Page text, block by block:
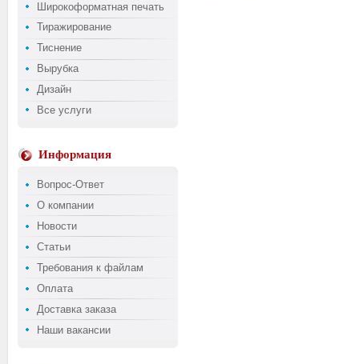
Широкоформатная печать
Тиражирование
Тиснение
Вырубка
Дизайн
Все услуги
Информация
Вопрос-Ответ
О компании
Новости
Статьи
Требования к файлам
Оплата
Доставка заказа
Наши вакансии